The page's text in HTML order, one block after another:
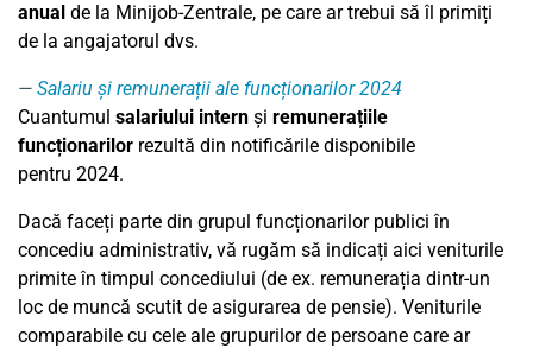
anual de la Minijob-Zentrale, pe care ar trebui să îl primiți
de la angajatorul dvs.
Salariu și remunerații ale funcționarilor 2024
Cuantumul salariului intern și remunerațiile
funcționarilor rezultă din notificările disponibile
pentru 2024.
Dacă faceți parte din grupul funcționarilor publici în
concediu administrativ, vă rugăm să indicați aici veniturile
primite în timpul concediului (de ex. remunerația dintr-un
loc de muncă scutit de asigurarea de pensie). Veniturile
comparabile cu cele ale grupurilor de persoane care ar